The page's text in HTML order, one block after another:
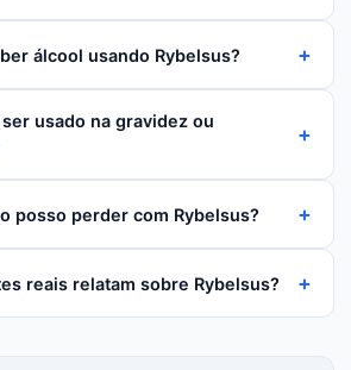
álcool usando Rybelsus? +
usado na gravidez ou
+
posso perder com Rybelsus? +
reais relatam sobre Rybelsus? +